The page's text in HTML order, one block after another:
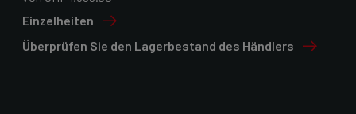
Einzelheiten
Überprüfen Sie den Lagerbestand des Händlers